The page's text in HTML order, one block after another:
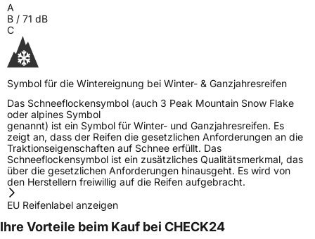
Verantwortliche
in der EU
A
B / 71 dB
C
Symbol für die Wintereignung bei Winter- & Ganzjahresreifen
Das Schneeflockensymbol (auch 3 Peak Mountain Snow Flake
oder alpines Symbol
genannt) ist ein Symbol für Winter- und Ganzjahresreifen. Es
zeigt an, dass der Reifen die gesetzlichen Anforderungen an die
Traktionseigenschaften auf Schnee erfüllt. Das
Schneeflockensymbol ist ein zusätzliches Qualitätsmerkmal, das
über die gesetzlichen Anforderungen hinausgeht. Es wird von
den Herstellern freiwillig auf die Reifen aufgebracht.
EU Reifenlabel anzeigen
Ihre Vorteile beim Kauf bei CHECK24